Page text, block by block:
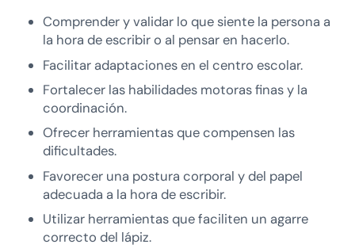
Comprender y validar lo que siente la persona a
la hora de escribir o al pensar en hacerlo.
Facilitar adaptaciones en el centro escolar.
Fortalecer las habilidades motoras finas y la
coordinación.
Ofrecer herramientas que compensen las
dificultades.
Favorecer una postura corporal y del papel
adecuada a la hora de escribir.
Utilizar herramientas que faciliten un agarre
correcto del lápiz.